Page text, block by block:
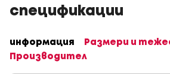
спецификации
информация
Размери и
Производител